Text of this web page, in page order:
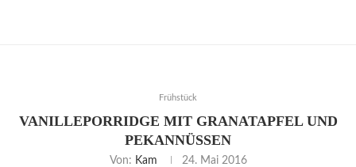
Frühstück
VANILLEPORRIDGE MIT GRANATAPFEL UND
PEKANNÜSSEN
Von: Kam 24. Mai 2016